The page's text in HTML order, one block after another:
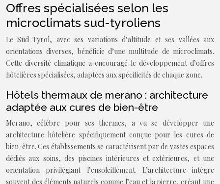
Offres spécialisées selon les
microclimats sud-tyroliens
Le Sud-Tyrol, avec ses variations d’altitude et ses vallées aux
orientations diverses, bénéficie d’une multitude de microclimats.
Cette diversité climatique a encouragé le développement d’offres
hôtelières spécialisées, adaptées aux spécificités de chaque zone.
Hôtels thermaux de merano : architecture
adaptée aux cures de bien-être
Merano, célèbre pour ses thermes, a vu se développer une
architecture hôtelière spécifiquement conçue pour les cures de
bien-être. Ces établissements se caractérisent par de vastes espaces
dédiés aux soins, des piscines intérieures et extérieures, et une
orientation privilégiant l’ensoleillement. L’architecture intègre
souvent des éléments naturels comme l’eau et la pierre, créant une